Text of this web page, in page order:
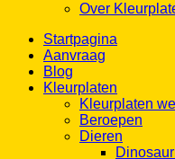
Startpagina
Aanvraag
Blog
Kleurplaten
Kleurplaten
Beroepen
Dieren